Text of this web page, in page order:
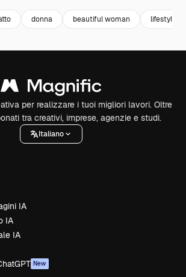
donna beautiful woman lifestyle
per realizzare i tuoi migliori lavori. Oltre
tra creativi, imprese, agenzie e studi.
Italiano
IA
IA
IA
New